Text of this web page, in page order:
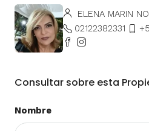
ELENA MARIN
02122382331
Consultar sobre esta
Nombre